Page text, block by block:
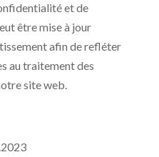
et de
être mise à jour
afin de refléter
au traitement des
site web.